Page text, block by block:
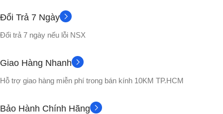
CHẤT LIỆU
Nhựa PVC cao cấp
VỎ HỘP Hộp màu
Đổi Trả 7 Ngày
Đổi trả 7 ngày nếu lỗi NSX
Giao Hàng Nhanh
Hỗ trợ giao hàng miễn phí trong bán kính 10KM TP.HCM
Bảo Hành Chính Hãng